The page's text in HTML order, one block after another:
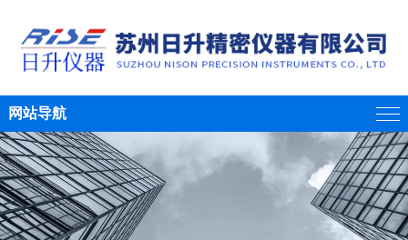
网站导航